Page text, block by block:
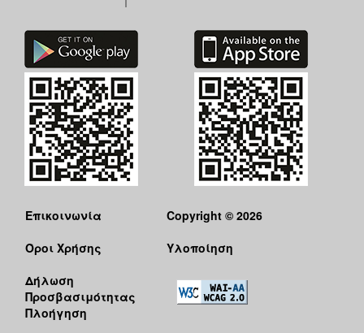
Επικοινωνία
Όροι Χρήσης
Δήλωση
Προσβασιμότητας
Πλοήγηση
Copyright © 2026
Υλοποίηση